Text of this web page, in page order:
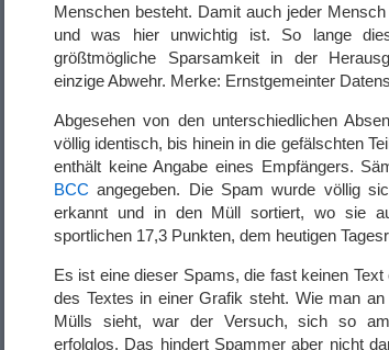
Menschen besteht. Damit auch jeder
und was hier unwichtig ist. So lange
größtmögliche Sparsamkeit in der
einzige Abwehr. Merke: Ernstgemeinter
Abgesehen von den unterschiedlichen
völlig identisch, bis hinein in die gefälschten
enthält keine Angabe eines Empfängers.
BCC angegeben. Die Spam wurde völlig
erkannt und in den Müll sortiert, wo sie
sportlichen 17,3 Punkten, dem heutigen
Es ist eine dieser Spams, die fast keinen
des Textes in einer Grafik steht. Wie man
Mülls sieht, war der Versuch, sich so am
erfolglos. Das hindert Spammer aber nicht